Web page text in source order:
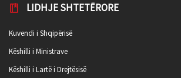
LIDHJE SHTETËRORE
Kuvendi i Shqipërisë
Këshilli i Ministrave
Këshilli i Lartë i Drejtësisë